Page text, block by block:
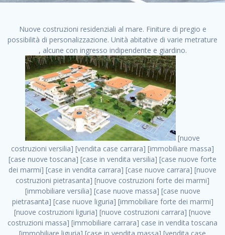
Nuove costruzioni residenziali al mare. Finiture di pregio e
possibilità di personalizzazione. Unità abitative di varie metrature
, alcune con ingresso indipendente e giardino.
[nuove costruzioni versilia] [vendita case carrara] [immobiliare massa] [case nuove toscana] [case in vendita versilia] [case nuove forte dei marmi] [case in vendita carrara] [case nuove carrara] [nuove costruzioni pietrasanta] [nuove costruzioni forte dei marmi] [immobiliare versilia] [case nuove massa] [case nuove pietrasanta] [case nuove liguria] [immobiliare forte dei marmi] [nuove costruzioni liguria] [nuove costruzioni carrara] [nuove costruzioni massa] [immobiliare carrara] case in vendita toscana [immobiliare liguria] [case in vendita massa] [vendita case massa] [vendita case versilia] [nuove costruzioni toscana] [immobiliare pietrasanta] [immobiliare toscana] [case nuove versilia] nuove costruzioni case nuove in vendita case nuove case in costruzione case nuova costruzione appartamenti nuova costruzione case in vendita nuove costruzioni terreno edificabile nuove costruzioni milano marina di carrara carrara massa massa carrara toscana versilia case in vendita a milano case in vendita a roma appartamenti nuovi in vendita vendita case milano case in vendita torino case in vendita milano case di nuova costruzione nuove costruzioni roma case in vendita roma , nuove costruzioni parma . vendita case roma vendita case torino villette nuova costruzione vendita case privati cerco casa milano vendita case impresa edile vendita case genova vendita immobili vendita case nuove cerco casa ville nuova costruzione annunci case in vendita case in vendita nuova costruzione nuove case in vendita case in vendita da privati villette a schiera cerco casa in vendita case in affitto vendita nuove costruzioni costruire case affitto affitto negozio milano cerco casa roma cerco casa nuova costruzione appartamenti in costruzione, nuove costruzioni parma . case nuove vendita case in vendita nuove case nuove milano nuove costruzioni morena case in vendita costruzioni case case in vendita tor vergata nuova annunci vendita case case in vendita milano centro, nuove costruzioni parma . vendita case nuova costruzione case in vendita privati agenzia immobiliare appartamenti di nuova costruzione ville in costruzione case in vendita a opera nuova costruzione nuove costruzioni torino, nuove costruzioni parma . appartamenti nuovi impresa edile roma trova casa costruzioni nuove appartamenti in affitto cantieri in costruzione, nuove costruzioni parma . immobiliare nuove costruzioni case in vendita dragona appartamenti in vendita siti vendita case case in vendita roma nord nuovi costruzioni ville nuove in vendita nuove costruzioni in vendita trovocasa cerco casa affitto villette in vendita nuove costruzioni immobiliari nuove costruzioni bologna toscano immobiliare palermo nuovi appartamenti vendita case dragona nuova costruzione case in vendita villaggio prenestino, nuove costruzioni parma . case in vendita dal costruttore imprese edili torino nuove costruzioni firenze immobiliare case nuove in costruzione toscano immobiliare milano, nuove costruzioni parma . casanuova case in vendita acilia dragona case in vendita di nuova costruzione case in vendita da costruttore nuove costruzioni eur case e cantieri appartamenti in vendita nuova costruzione case in vendita a dragona roma case in vendita nuove case in costruzione porta portese immobiliare appartamenti cerco casa disperatamente case in vendita torresina cascine in vendita vendita immobili roma, nuove costruzioni parma . milano nuove costruzioni morena case in vendita costruzioni edili nuove costruzioni catania visure catastali on line gratis nuove costruzioni monza case in costruzione milano, nuove costruzioni parma . nuove costruzioni boccea vendita immobili milano attico immobiliare roma vendita imprese edili bergamo impresa edile bologna case in vendita a classe appartamento nuovo nuove costruzioni pietralata case costruzione case in vendita roma sud nuove costruzioni residenziali a milano appartamenti nuova costruzione milano case in vendita boccea case in vendita morena nuove costruzioni vendita immobili privati, nuove costruzioni parma . comprare casa nuova costruzione case in vendita con leasing case in vendita ostia antica case nuova costruzione milano appartamenti nuovi milano case nuove roma nuove costruzioni bari edilizia convenzionata case in vendita a tortona villaggio prenestino case in vendita toscano immobiliare professione casa nuove costruzioni parma impresa costruzioni nuove case nuove costruzioni bergamo vendita immobili torino ville di nuova costruzione solo affitti appartamento nuovo in vendita appartamenti nuova costruzione roma case nuova costruzione roma, nuove costruzioni parma . nuove costruzioni a milano case in costruzione roma impresa di costruzioni grimaldi immobiliare costruzioni villetta nuova costruzione case in vendita da imprese edili cerco casa a acquisto casa in costruzione nuove costruzioni mare costruzioni immobiliari cantieri nuove costruzioni acquisto casa nuova costruzione nuove costruzioni padova comprare casa in costruzione impresa edile napoli nuove costruzioni pescara casa risorse immobiliari, nuove costruzioni parma . immobili in costruzione villette nuove villette nuove in vendita gabetti imprese edili verona nuove costruzioni milano sud nuovi immobili nuove costruzioni legnano, nuove costruzioni parma . cantieri nuove costruzioni milano villa nuova case vendita nuove costruzioni appartamenti in vendita nuovi immobili nuovi costruttori case imprese edili brescia nuovi appartamenti milano case in vendita selva nera casa nuova retecasa case nuova costruzione in vendita monolocale imprese edili firenze imprese edili padova frimm vendita case dragona nuove costruzioni vendita imprese edili parma imprese di costruzioni milano immobiliare toscano frimm immobiliare roma case case dal costruttore acquisto terreno agricolo imprese edili italiane roma vende casa case nuove a milano nuove costruzioni a roma imprese costruzioni roma cerco casa nuova immobili di nuova costruzione case in vendita castelverde roma impresa edile palermo rent to buy roma nuove costruzioni, nuove costruzioni parma . tempocasa case in vendita a riscatto nuove costruzioni varese nuove costruzioni bolzano vendita case in costruzione nuove costruzioni lecce cantiere milano costruire villa imprese edili treviso impresa edile catania case in vendita roma tiburtina vendita appartamenti nuova costruzione vendita immobili commerciali case nuove in vendita milano nuove costruzioni seregno cerca casa vendita cerco casa milano vendita nuove costruzioni milano ovest vendita case nuove milano imprese edili modena nuove costruzioni milano centro case in vendita aranova nuove abitazioni, nuove costruzioni parma ., nuove costruzioni parma . nuove costruzioni brescia nuove costruzioni como appartamenti nuovi in vendita a milano case in vendita bologna nuove costruzioni appartamenti in vendita milano nuova costruzione imprese edili como morena nuove costruzioni nuove costruzioni case vendita appartamenti nuovi nuove costruzioni salerno eurekasa villette in costruzione bilocali nuovi case nuove in vendita a roma case in vendita con permuta nuove costruzioni trento impresa edile varese imprese costruzioni milano imprese edili venezia case in vendita prenestina imprese edili spa nuove costruzioni gallarate roma nuove costruzioni case in nuova costruzione nuovi case nuove in vendita a milano nuove costruzioni loano nuovi cantieri milano imprese edili novara case in vendita roma est imprese di costruzioni roma appartamenti in costruzione milano nuovi cantieri cerco casa vendita milano nuove costruzioni brugherio vendita case da imprese edili imprese edili udine nuove costruzioni direttamente dal costruttore imprese edili vicenza case in vendita a loano nuova costruzione nuove villette prezzi case nuove case in vendita in costruzione compravendita terreno agricolo cantiere, nuove costruzioni parma . case in vendita milano navigli costruzione nuova casa costruzioni nuove milano nuove costruzioni roma rent to buy nuove costruzioni taranto palazzo in costruzione vendita appartamenti nuova costruzione milano centro costruzioni milano case in vendita milano nuove costruzioni case in vendita milano sud impresa edile como case nuove a roma boccea case in vendita imprese edili trento nuove costruzioni buccinasco case in costruzione a milano nuove costruzioni ripamonti case in vendita a salerno nuove costruzioni nuove residenze milano case nuove vendita milano nuove costruzioni milano nord nuove costruzioni livorno vendita nuove costruzioni roma nuove costruzioni liguria costruzioni roma cerco casa roma vendita nuove costruzioni classe a impresa edile rimini nuovi annunci case in vendita nuove costruzioni magenta todini costruzioni case grezze in vendita vendita appartamenti nuovi milano case in vendita gallaratese milano nuove costruzioni arezzo, nuove costruzioni parma . case in vendita castelverde case nuove dal costruttore nuovo appartamento nuove costruzioni desenzano imprese edili lombardia imprese edili veneto appartamenti in costruzione roma case vendita pescara nuove costruzioni case in vendita ad acilia imprese edili verona e provincia nuove costruzioni desio appartamenti classe a milano firenze nuove costruzioni pirelli re immobiliare grandi imprese di costruzioni case in vendita torresina roma case in vendita navigli milano nuove costruzioni roma centro nuovecostruzioni appartamenti nuovi a milano impresa edile ancona nuove residenze dragona case in vendita nuove costruzioni brindisi vendita nuove costruzioni milano case in vendita arredate nuove case milano case nuove milano centro sito impresa edile nuov